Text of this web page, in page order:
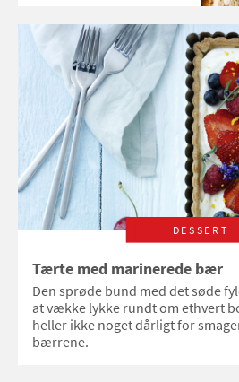
DESSERT
Tærte med marinerede bær
Den sprøde bund med det søde
at vække lykke rundt om ethvert
heller ikke noget dårligt for
bærrene.